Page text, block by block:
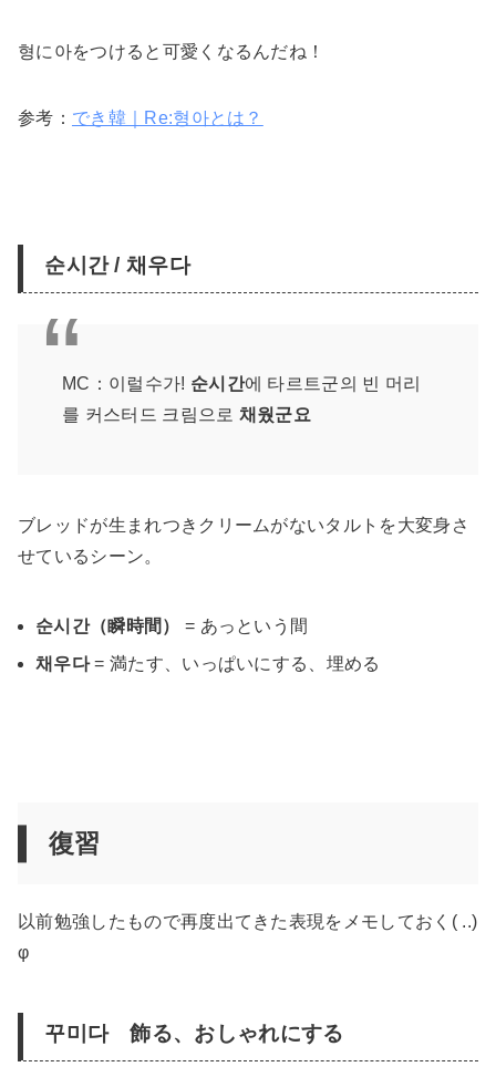
형に아をつけると可愛くなるんだね！
参考： でき韓｜Re:형아とは？
순시간 / 채우다
MC：이럴수가! 순시간에 타르트군의 빈 머리
를 커스터드 크림으로 채웠군요
ブレッドが生まれつきクリームがないタルトを大変身さ
せているシーン。
순시간（瞬時間） = あっという間
채우다= 満たす、いっぱいにする、埋める
復習
以前勉強したもので再度出てきた表現をメモしておく( ..)
φ
꾸미다 飾る、おしゃれにする